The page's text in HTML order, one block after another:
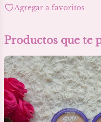
Agregar a favoritos
Productos que te